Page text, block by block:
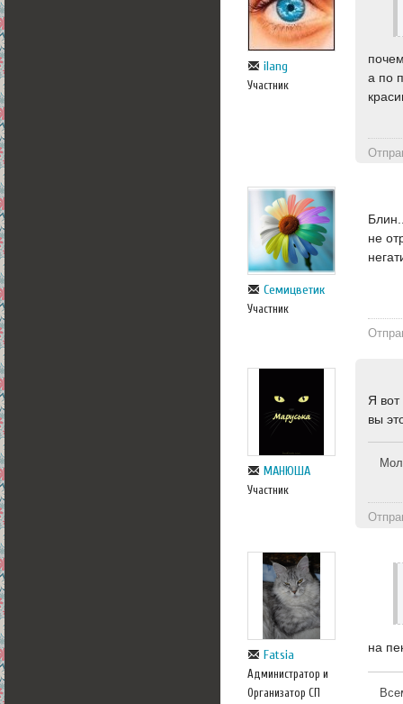
ilang
Участник
а по
Семицветик
Участник
не
МАНЮША
Участник
Я
вы
Fatsia
Администратор и
Организатор СП
на